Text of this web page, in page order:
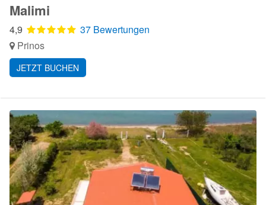
Malimi
4,9
37 Bewertungen
Prinos
JETZT BUCHEN